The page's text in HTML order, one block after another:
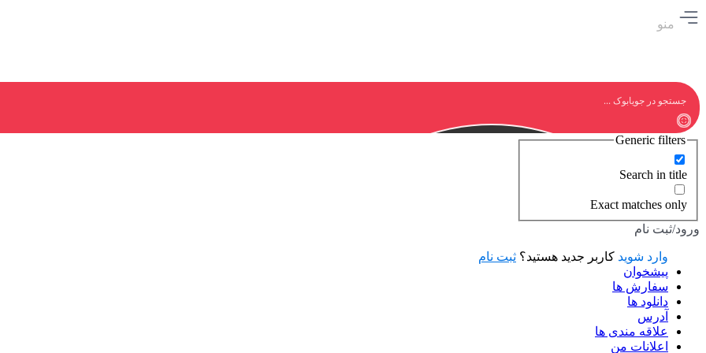
منو
Generic filters
Search in title
Exact matches only
ورود/ثبت نام
وارد شوید کاربر جدید هستید؟ ثبت نام
پیشخوان
سفارش ها
دانلود ها
آدرس
علاقه مندی ها
اعلانات من